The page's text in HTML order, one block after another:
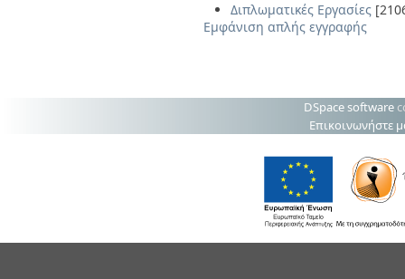
Διπλωματικές Εργασίες
Εμφάνιση απλής εγγραφής
DSpace software
Επικοινωνήστε